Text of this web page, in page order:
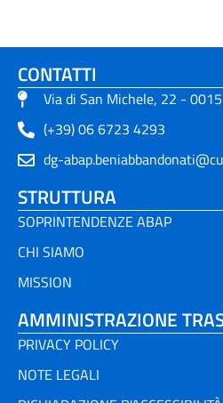
CONTATTI
Via di San Michele, 22 -
(+39) 06 6723 4293
dg-
STRUTTURA
SOPRINTENDENZE ABAP
CHI SIAMO
MISSION
AMMINISTRAZIONE
PRIVACY POLICY
NOTE LEGALI